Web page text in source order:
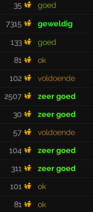
35 goed
7315 geweldig
133 goed
81 ok
102 voldoende
2507 zeer goed
30 zeer goed
57 voldoende
104 zeer goed
311 zeer goed
101 ok
81 ok